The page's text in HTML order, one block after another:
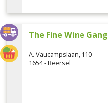
The Fine Wine Gang
A. Vaucampslaan, 110
1654 - Beersel